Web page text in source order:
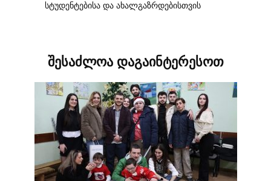
სტუდენტებისა და ახალგაზრდებისთვის
შესაძლოა დაგაინტერესოთ